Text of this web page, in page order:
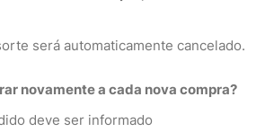
será automaticamente cancelado.
novamente a cada nova compra?
deve ser informado